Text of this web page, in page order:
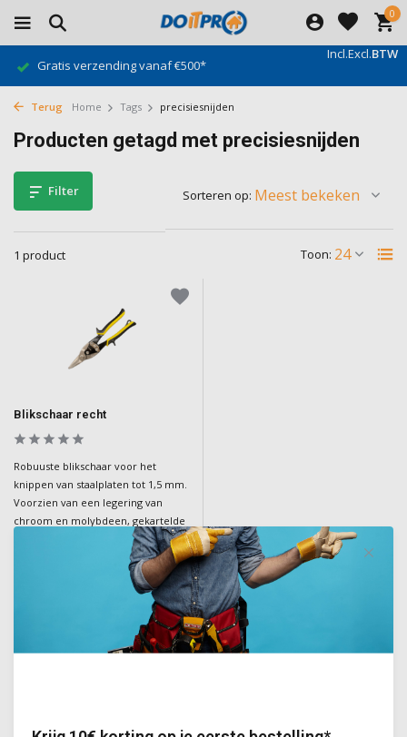
0
Incl.Excl.BTW
Gratis verzending vanaf €500*
Terug Home Tags precisiesnijden
Producten getagd met precisiesnijden
Filter
1 product Toon:
Sorteren op:
Blikschaar recht
Robuuste blikschaar voor het
knippen van staalplaten tot 1,5 mm.
Voorzien van een legering van
chroom en molybdeen, gekartelde
kaken, verstelbare hefboom,
handgrepen met zachte grip en
een terugslagveer voor gemak en
Incl. BTW